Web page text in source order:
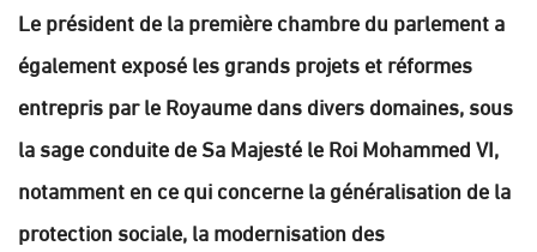
Le président de la première chambre du parlement a
également exposé les grands projets et réformes
entrepris par le Royaume dans divers domaines, sous
la sage conduite de Sa Majesté le Roi Mohammed VI,
notamment en ce qui concerne la généralisation de la
protection sociale, la modernisation des